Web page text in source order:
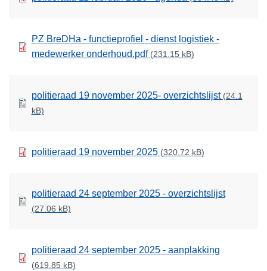
PZ BreDHa - functieprofiel - dienst logistiek -
medewerker onderhoud.pdf (231.15 kB)
politieraad 19 november 2025- overzichtslijst (24.1
kB)
politieraad 19 november 2025 (320.72 kB)
politieraad 24 september 2025 - overzichtslijst
(27.06 kB)
politieraad 24 september 2025 - aanplakking
(619.85 kB)